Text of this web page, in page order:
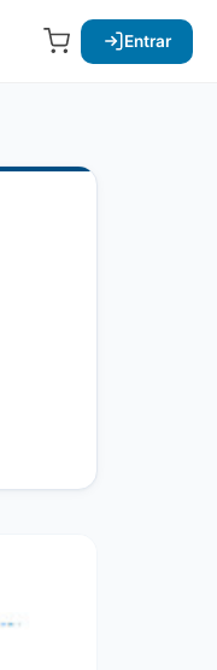
Entrar